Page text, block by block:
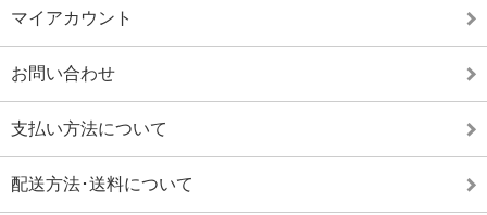
マイアカウント
お問い合わせ
支払い方法について
配送方法･送料について